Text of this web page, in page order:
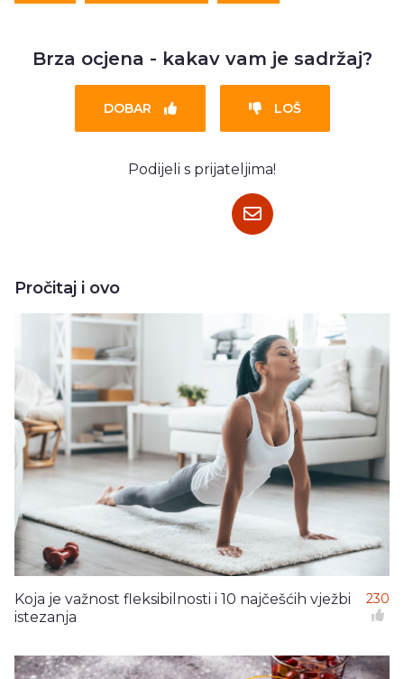
Brza ocjena - kakav vam je sadržaj?
DOBAR LOŠ
Podijeli s prijateljima!
Pročitaj i ovo
Koja je važnost fleksibilnosti i 10 najčešćih vježbi
istezanja
230